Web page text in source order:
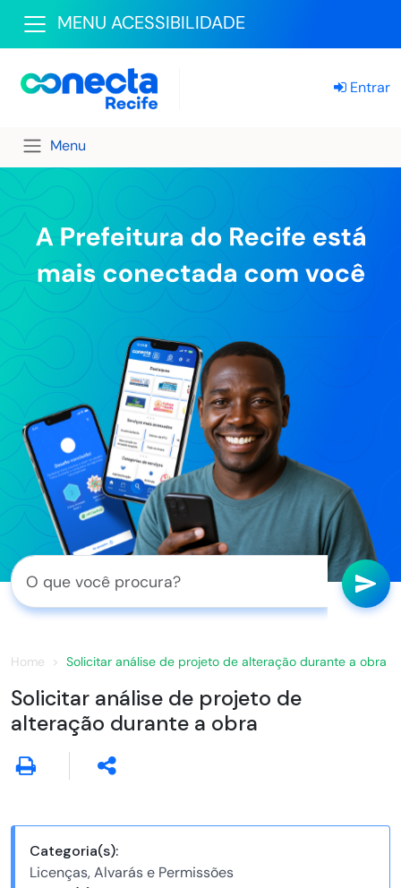
MENU ACESSIBILIDADE
Entrar
Menu
Home Solicitar análise de projeto de alteração durante a obra
Solicitar análise de projeto de
alteração durante a obra
Categoria(s):
Licenças, Alvarás e Permissões